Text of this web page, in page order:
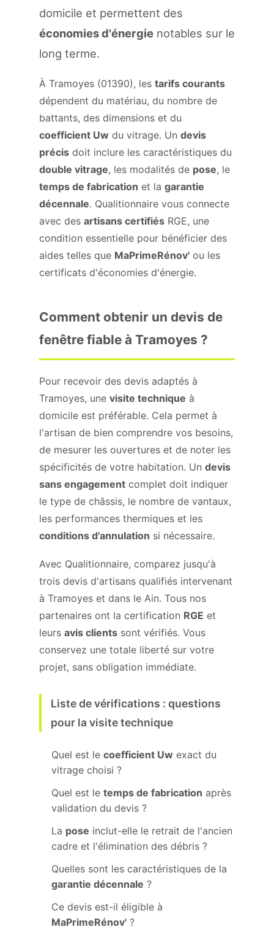
domicile et permettent des
économies d'énergie notables sur le
long terme.
À Tramoyes (01390), les tarifs courants
dépendent du matériau, du nombre de
battants, des dimensions et du
coefficient Uw du vitrage. Un devis
précis doit inclure les caractéristiques du
double vitrage, les modalités de pose, le
temps de fabrication et la garantie
décennale. Qualitionnaire vous connecte
avec des artisans certifiés RGE, une
condition essentielle pour bénéficier des
aides telles que MaPrimeRénov' ou les
certificats d'économies d'énergie.
Comment obtenir un devis de
fenêtre fiable à Tramoyes ?
Pour recevoir des devis adaptés à
Tramoyes, une visite technique à
domicile est préférable. Cela permet à
l'artisan de bien comprendre vos besoins,
de mesurer les ouvertures et de noter les
spécificités de votre habitation. Un devis
sans engagement complet doit indiquer
le type de châssis, le nombre de vantaux,
les performances thermiques et les
conditions d'annulation si nécessaire.
Avec Qualitionnaire, comparez jusqu'à
trois devis d'artisans qualifiés intervenant
à Tramoyes et dans le Ain. Tous nos
partenaires ont la certification RGE et
leurs avis clients sont vérifiés. Vous
conservez une totale liberté sur votre
projet, sans obligation immédiate.
Liste de vérifications : questions
pour la visite technique
Quel est le coefficient Uw exact du
vitrage choisi ?
Quel est le temps de fabrication après
validation du devis ?
La pose inclut-elle le retrait de l'ancien
cadre et l'élimination des débris ?
Quelles sont les caractéristiques de la
garantie décennale ?
Ce devis est-il éligible à
MaPrimeRénov' ?